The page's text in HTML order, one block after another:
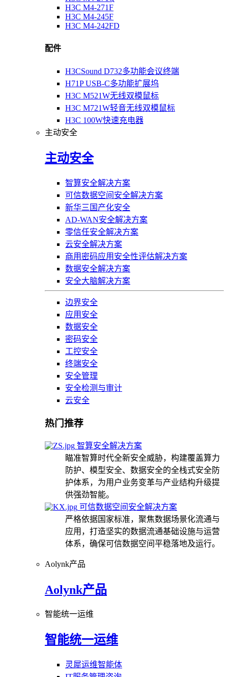
H3C M4-271F
H3C M4-245F
H3C M4-242FD
配件
H3CSound D732多功能会议终端
H71P USB-C多功能扩展坞
H3C M521W无线双模鼠标
H3C M721W轻音无线双模鼠标
H3C 100W快速充电器
主动安全
主动安全
智算安全解决方案
可信数据空间安全解决方案
新华三国产化安全
AD-WAN安全解决方案
零信任安全解决方案
云安全解决方案
商用密码应用安全性评估解决方案
数据安全解决方案
安全大脑解决方案
边界安全
应用安全
数据安全
密码安全
工控安全
终端安全
安全管理
安全检测与审计
云安全
热门推荐
智算安全解决方案
瞄准智算时代全新安全威胁，构建覆盖算力
防护、模型安全、数据安全的全栈式安全防
护体系，为用户业务变革与产业结构升级提
供强劲智能。
可信数据空间安全解决方案
严格依据国家标准，聚焦数据场景化流通与
应用，打造坚实的数据流通基础设施与运营
体系，确保可信数据空间平稳落地及运行。
Aolynk产品
Aolynk产品
智能统一运维
智能统一运维
灵犀运维智能体